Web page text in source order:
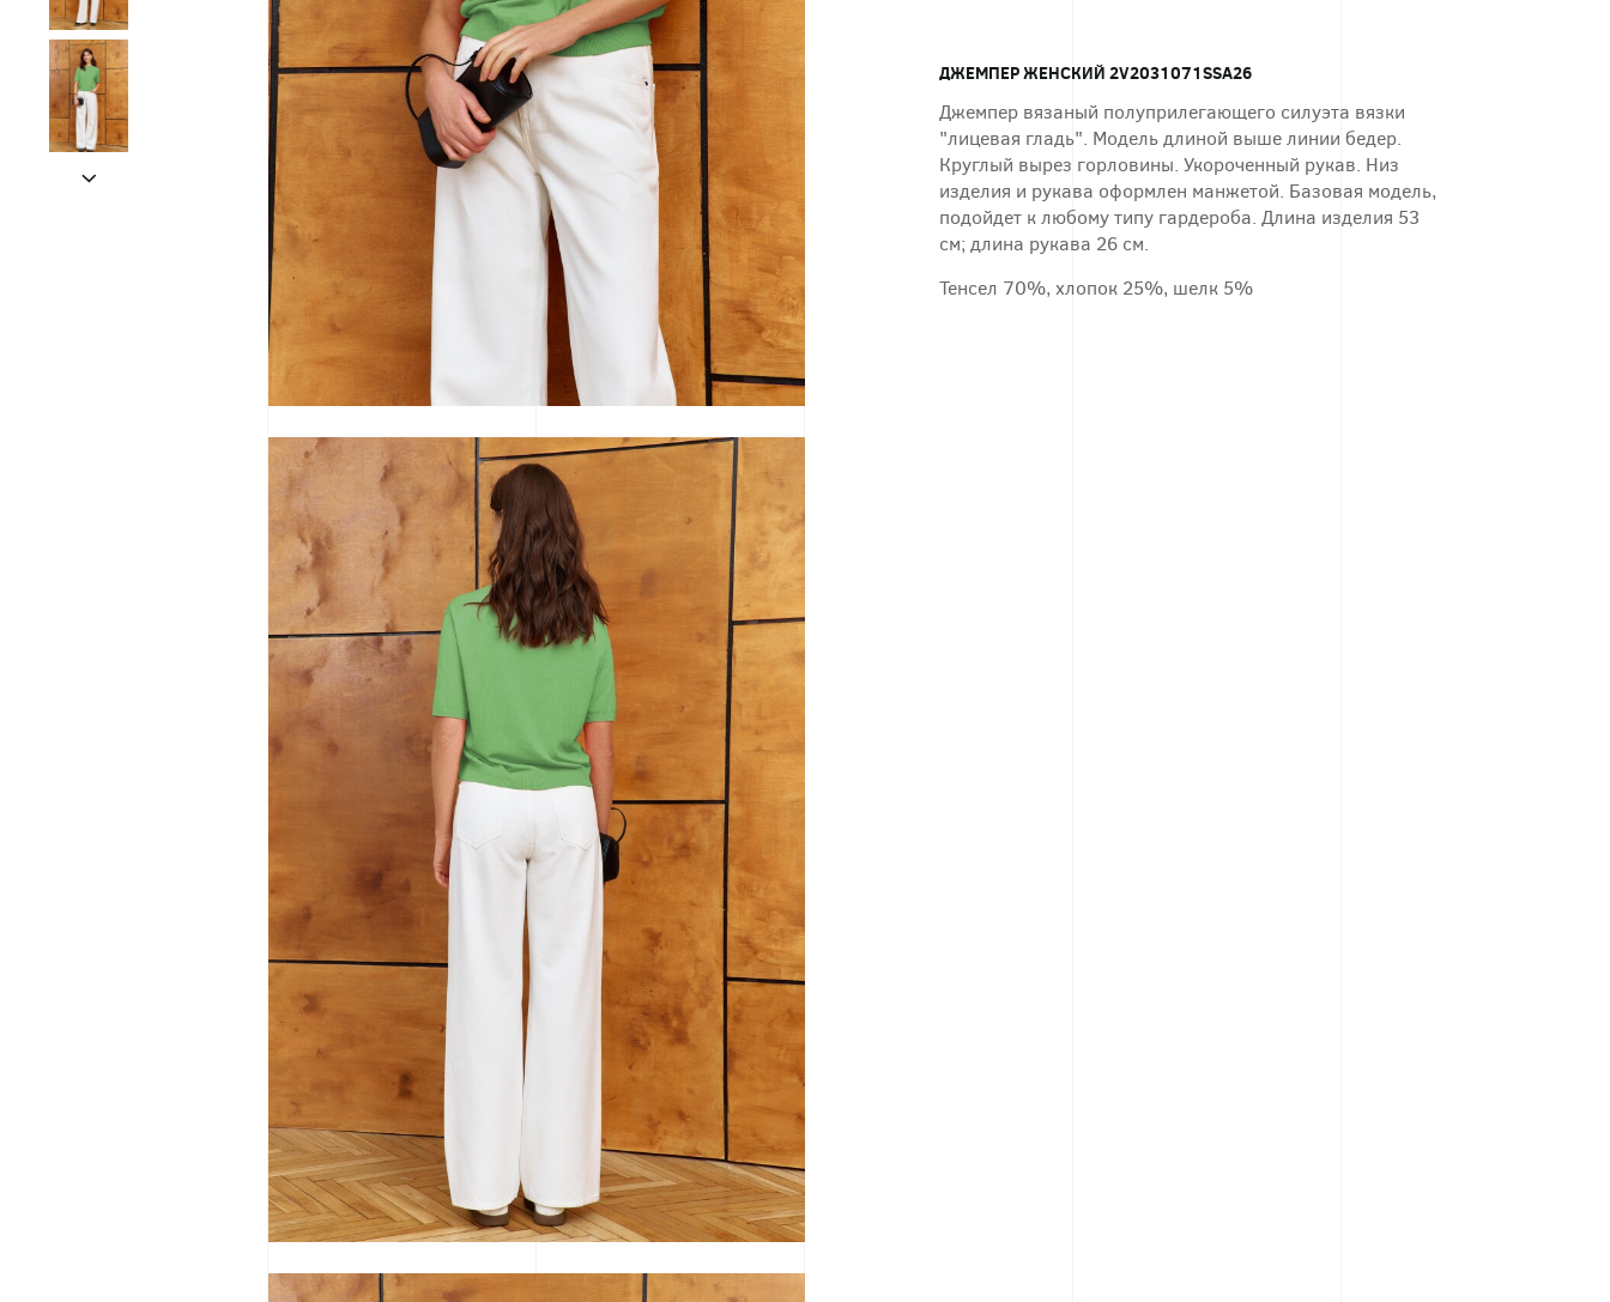
ДЖЕМПЕР ЖЕНСКИЙ 2V2031071SSA26
Джемпер вязаный полуприлегающего силуэта вязки
"лицевая гладь". Модель длиной выше линии бедер.
Круглый вырез горловины. Укороченный рукав. Низ
изделия и рукава оформлен манжетой. Базовая модель,
подойдет к любому типу гардероба. Длина изделия 53
см; длина рукава 26 см.
Тенсел 70%, хлопок 25%, шелк 5%